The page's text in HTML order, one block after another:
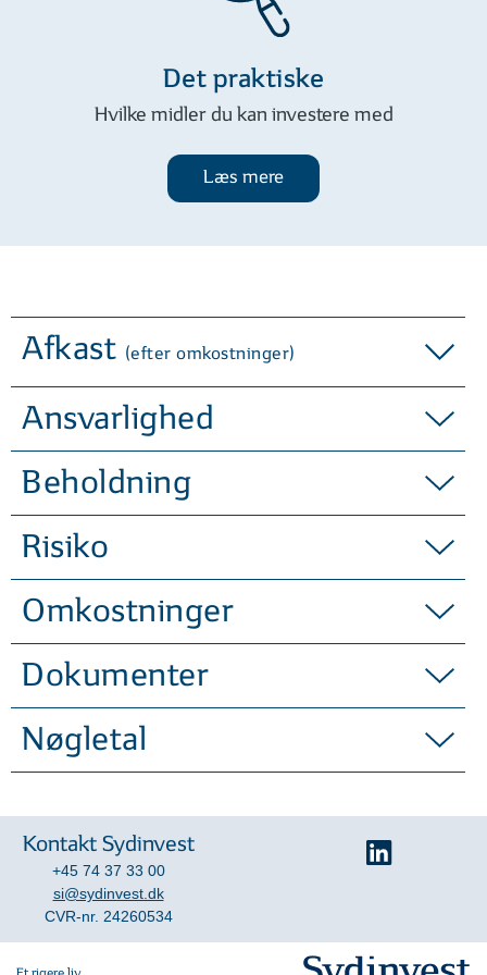
Aktiv investering - også i
nyudstedelser
Vi investerer aktivt og tager del i
nyudstedelser, som private
investorer ikke selv har adgang til.
Det praktiske
Hvilke midler du kan investere med
Læs mere
Afkast (efter omkostninger)
Ansvarlighed
Beholdning
Risiko
Omkostninger
Dokumenter
Nøgletal
Kontakt Sydinvest
+45 74 37 33 00
si@sydinvest.dk
CVR-nr. 24260534